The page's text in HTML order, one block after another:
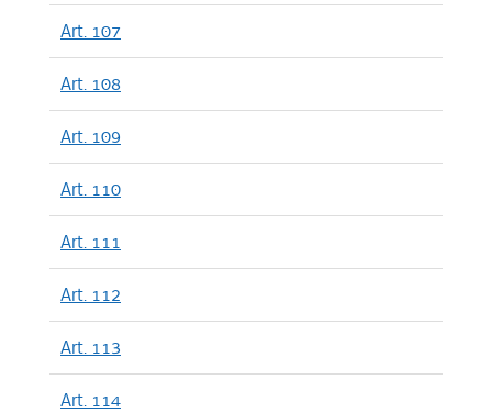
Art. 107
Art. 108
Art. 109
Art. 110
Art. 111
Art. 112
Art. 113
Art. 114